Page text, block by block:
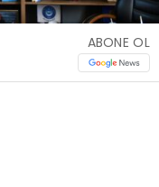
ABONE OL